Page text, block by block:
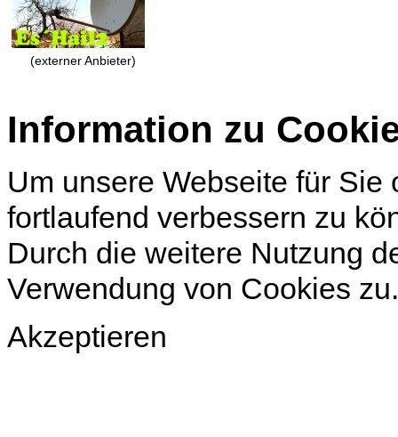
(externer Anbieter)
Information zu
Um unsere Webseite für
fortlaufend verbessern zu
Durch die weitere Nutzung
Verwendung von Cookies
Akzeptieren